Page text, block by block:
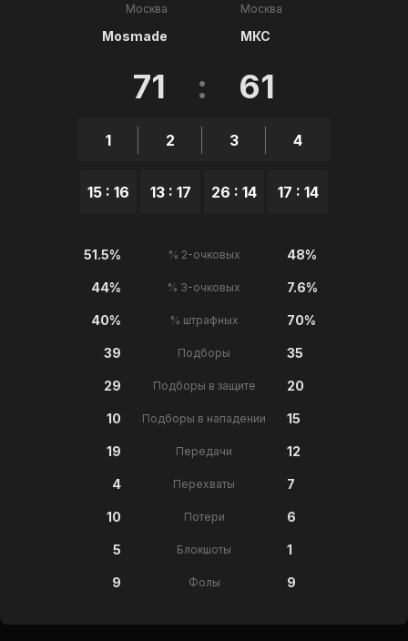
Москва
Mosmade
71 : 61
1
15 : 16
2
13 : 17
3
26 : 14
4
17 : 14
Москва
МКС
51.5% % 2-очковых 48%
44% % 3-очковых 7.6%
40% % штрафных 70%
39 Подборы 35
29 Подборы в защите 20
10 Подборы в нападении 15
19 Передачи 12
4 Перехваты 7
10 Потери 6
5 Блокшоты 1
9 Фолы 9